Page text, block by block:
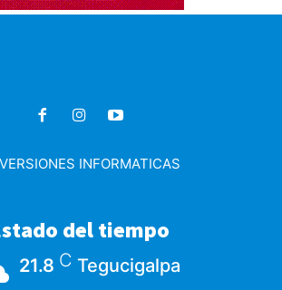
INFORMATICAS
del tiempo
21.8 C Tegucigalpa